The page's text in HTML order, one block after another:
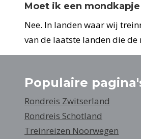
Moet ik een
Nee. In landen waar wij
van de laatste landen die
Populaire
Rondreis Zwitserland
Rondreis Schotland
Treinreizen Noorwegen